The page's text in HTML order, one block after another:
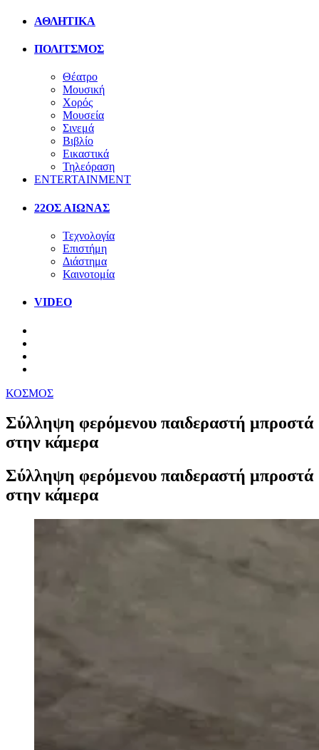
ΑΘΛΗΤΙΚΑ
ΠΟΛΙΤΣΜΟΣ
Θέατρο
Μουσική
Χορός
Μουσεία
Σινεμά
Βιβλίο
Εικαστικά
Τηλεόραση
ENTERTAINMENT
22ΟΣ ΑΙΩΝΑΣ
Τεχνολογία
Επιστήμη
Διάστημα
Καινοτομία
VIDEO
ΚΟΣΜΟΣ
Σύλληψη φερόμενου παιδεραστή μπροστά
στην κάμερα
Σύλληψη φερόμενου παιδεραστή μπροστά
στην κάμερα